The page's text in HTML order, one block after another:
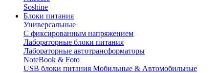
Soshine
Блоки питания
Универсальные
C фиксированным напряжением
Лабораторные блоки питания
Лабораторные автотрансформаторы
NoteBook & Foto
USB блоки питания Мобильные & Автомобильные